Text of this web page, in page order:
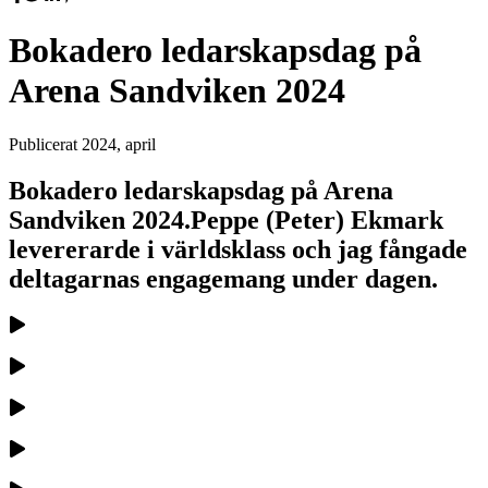
Bokadero ledarskapsdag på
Arena Sandviken 2024
Publicerat 2024, april
Bokadero ledarskapsdag på Arena
Sandviken 2024.Peppe (Peter) Ekmark
levererarde i världsklass och jag fångade
deltagarnas engagemang under dagen.